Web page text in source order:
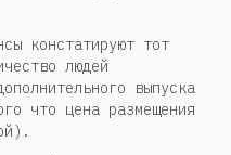
констатируют тот
людей
выпуска
что цена размещения